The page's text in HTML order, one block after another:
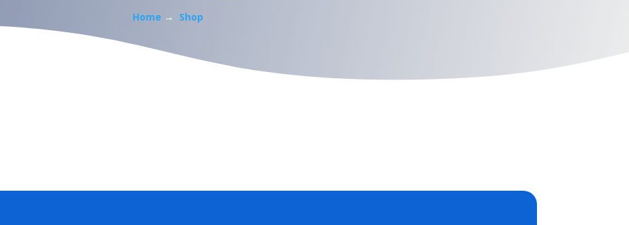
Home → Shop